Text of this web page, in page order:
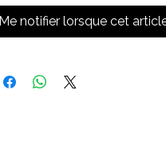
Me notifier lorsque cet